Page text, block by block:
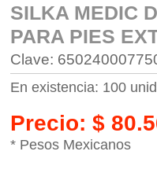
SILKA MEDIC
PARA PIES
Clave:
En existencia: 100
Precio: $
* Pesos Mexicanos